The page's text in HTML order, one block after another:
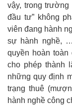
vậy, trong trường
đầu tư” không
viên đang hành
sự hành nghề,
quyền hoàn
cho phép thành
những quy định
trạng thuê
hành nghề công